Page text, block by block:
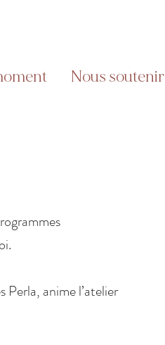
Nous soutenir
anime l’atelier